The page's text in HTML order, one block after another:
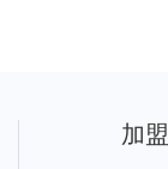
加